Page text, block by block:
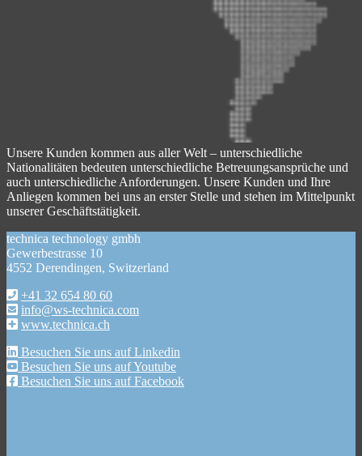
Unsere Kunden kommen aus aller Welt – unterschiedliche
Nationalitäten bedeuten unterschiedliche Betreuungsansprüche und
auch unterschiedliche Anforderungen. Unsere Kunden und Ihre
Anliegen kommen bei uns an erster Stelle und stehen im Mittelpunkt
unserer Geschäftstätigkeit.
technica technology gmbh
Gewerbestrasse 10
4552 Derendingen, Switzerland
+41 32 654 80 60
info@ws-technica.com
www.technica.ch
Besuchen Sie uns auf Linkedin
Besuchen Sie uns auf Youtube
Besuchen Sie uns auf Facebook